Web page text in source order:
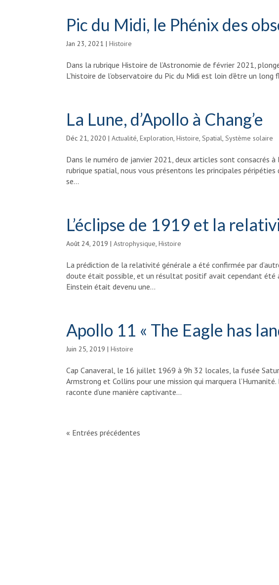
Pic du Midi, le Phénix des
Jan 23, 2021 |Histoire
Dans la rubrique Histoire de l’Astronomie de février 2021,
L’histoire de l’observatoire du Pic du Midi est loin d’être un
La Lune, d’Apollo à Chang’e
Déc 21, 2020 |Actualité,Exploration,Histoire,Spatial,Système solaire
Dans le numéro de janvier 2021, deux articles sont consacrés à
rubrique spatial, nous vous présentons les principales péripéties
se...
L’éclipse de 1919 et la
Août 24, 2019 |Astrophysique,Histoire
La prédiction de la relativité générale a été confirmée par
doute était possible, et un résultat positif avait cependant été
Einstein était devenu une...
Apollo 11 « The Eagle has
Juin 25, 2019 |Histoire
Cap Canaveral, le 16 juillet 1969 à 9h 32 locales, la fusée
Armstrong et Collins pour une mission qui marquera l’Humanité.
raconte d’une manière captivante...
« Entrées précédentes